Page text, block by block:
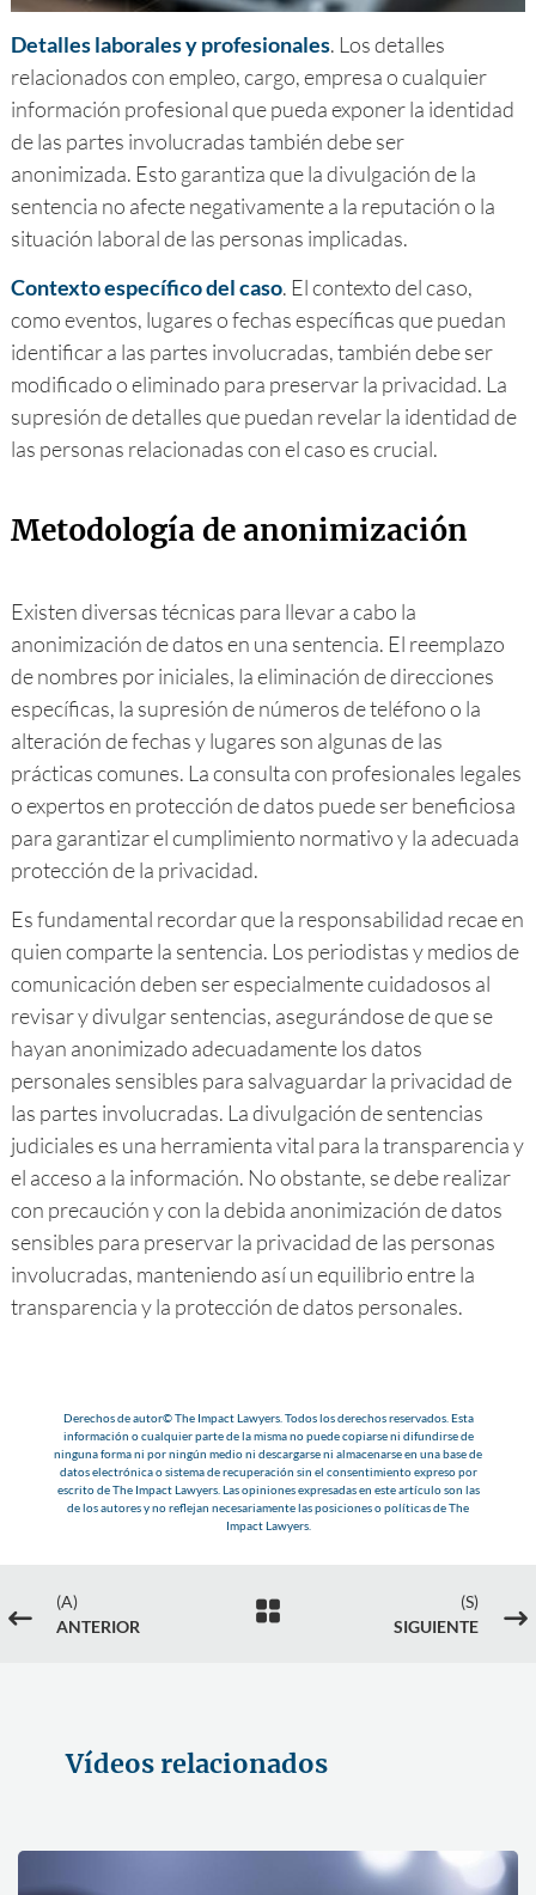
Detalles laborales y profesionales. Los detalles
relacionados con empleo, cargo, empresa o cualquier
información profesional que pueda exponer la identidad
de las partes involucradas también debe ser
anonimizada. Esto garantiza que la divulgación de la
sentencia no afecte negativamente a la reputación o la
situación laboral de las personas implicadas.
Contexto específico del caso. El contexto del caso,
como eventos, lugares o fechas específicas que puedan
identificar a las partes involucradas, también debe ser
modificado o eliminado para preservar la privacidad. La
supresión de detalles que puedan revelar la identidad de
las personas relacionadas con el caso es crucial.
Metodología de anonimización
Existen diversas técnicas para llevar a cabo la
anonimización de datos en una sentencia. El reemplazo
de nombres por iniciales, la eliminación de direcciones
específicas, la supresión de números de teléfono o la
alteración de fechas y lugares son algunas de las
prácticas comunes. La consulta con profesionales legales
o expertos en protección de datos puede ser beneficiosa
para garantizar el cumplimiento normativo y la adecuada
protección de la privacidad.
Es fundamental recordar que la responsabilidad recae en
quien comparte la sentencia. Los periodistas y medios de
comunicación deben ser especialmente cuidadosos al
revisar y divulgar sentencias, asegurándose de que se
hayan anonimizado adecuadamente los datos
personales sensibles para salvaguardar la privacidad de
las partes involucradas. La divulgación de sentencias
judiciales es una herramienta vital para la transparencia y
el acceso a la información. No obstante, se debe realizar
con precaución y con la debida anonimización de datos
sensibles para preservar la privacidad de las personas
involucradas, manteniendo así un equilibrio entre la
transparencia y la protección de datos personales.
Derechos de autor© The Impact Lawyers. Todos los derechos reservados. Esta
información o cualquier parte de la misma no puede copiarse ni difundirse de
ninguna forma ni por ningún medio ni descargarse ni almacenarse en una base de
datos electrónica o sistema de recuperación sin el consentimiento expreso por
escrito de The Impact Lawyers. Las opiniones expresadas en este artículo son las
de los autores y no reflejan necesariamente las posiciones o políticas de The
Impact Lawyers.
#
(A)
ANTERIOR

(S)
SIGUIENTE
$
Vídeos relacionados